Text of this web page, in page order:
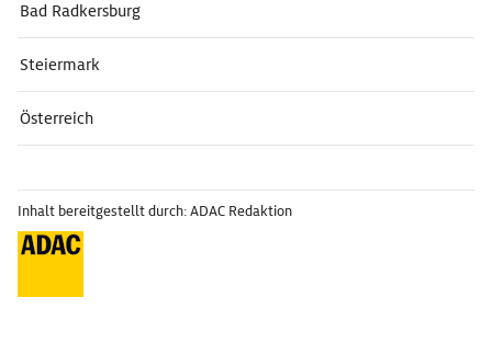
Bad Radkersburg
Steiermark
Österreich
Inhalt bereitgestellt durch: ADAC Redaktion